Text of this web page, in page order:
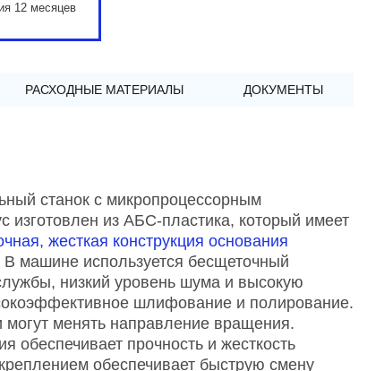
12 месяцев
РАСХОДНЫЕ МАТЕРИАЛЫ ДОКУМЕНТЫ
станок с микропроцессорным
изготовлен из АБС-пластика, который имеет
жесткая конструкция основания
В машине используется бесщеточный
низкий уровень шума и высокую
шлифование и полирование.
могут менять направление вращения.
обеспечивает прочность и жесткость
обеспечивает быструю смену